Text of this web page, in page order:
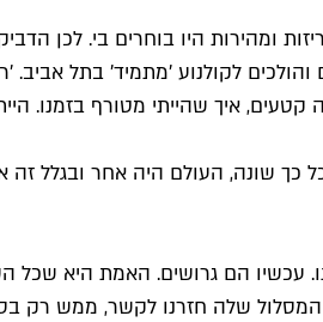
ומהירות היו בוחרים בי. לכן
לקולנוע 'מתמיד' בתל
איך שהייתי מטורף בזמנו.
כך שונה, העולם היה אחר ובגלל זה
הם גרושים. האמת היא שכל
המסלול שלה חזרנו לקשר, ממש רק